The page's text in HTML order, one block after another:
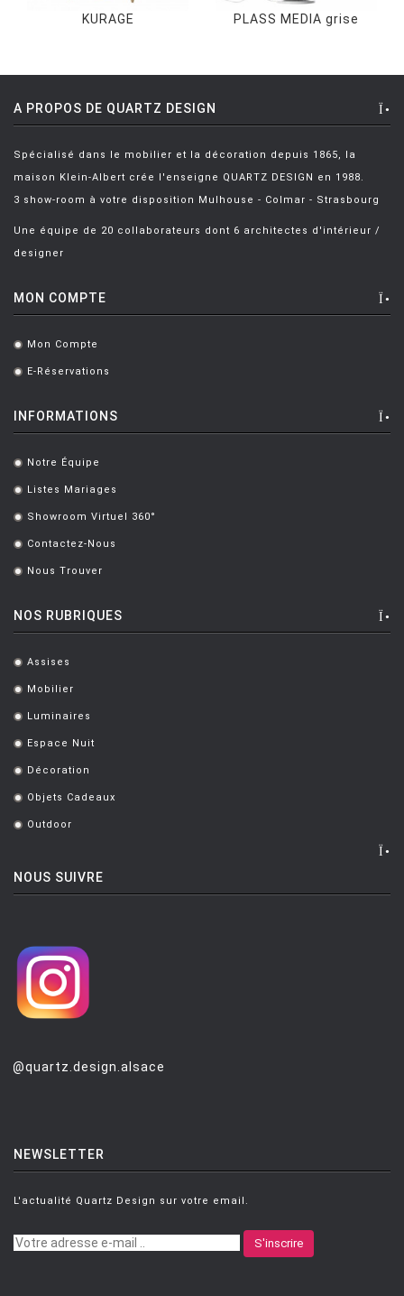
KURAGE PLASS MEDIA grise
A PROPOS DE QUARTZ DESIGN
Spécialisé dans le mobilier et la décoration depuis 1865, la
maison Klein-Albert crée l'enseigne QUARTZ DESIGN en 1988.
3 show-room à votre disposition Mulhouse - Colmar - Strasbourg
Une équipe de 20 collaborateurs dont 6 architectes d'intérieur /
designer
MON COMPTE
. Mon Compte
. E-Réservations
INFORMATIONS
. Notre Équipe
. Listes Mariages
. Showroom Virtuel 360°
. Contactez-Nous
. Nous Trouver
NOS RUBRIQUES
. Assises
. Mobilier
. Luminaires
. Espace Nuit
. Décoration
. Objets Cadeaux
. Outdoor
NOUS SUIVRE
@quartz.design.alsace
NEWSLETTER
L'actualité Quartz Design sur votre email.
S'inscrire